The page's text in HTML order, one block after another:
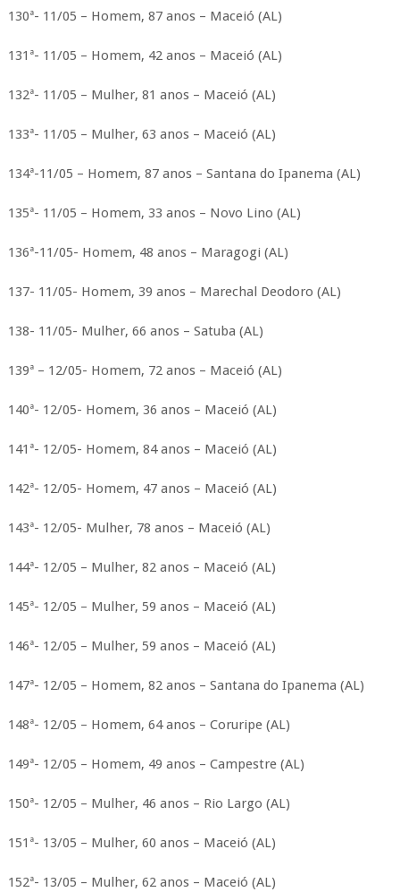
130ª- 11/05 – Homem, 87 anos – Maceió (AL)
131ª- 11/05 – Homem, 42 anos – Maceió (AL)
132ª- 11/05 – Mulher, 81 anos – Maceió (AL)
133ª- 11/05 – Mulher, 63 anos – Maceió (AL)
134ª-11/05 – Homem, 87 anos – Santana do Ipanema (AL)
135ª- 11/05 – Homem, 33 anos – Novo Lino (AL)
136ª-11/05- Homem, 48 anos – Maragogi (AL)
137- 11/05- Homem, 39 anos – Marechal Deodoro (AL)
138- 11/05- Mulher, 66 anos – Satuba (AL)
139ª – 12/05- Homem, 72 anos – Maceió (AL)
140ª- 12/05- Homem, 36 anos – Maceió (AL)
141ª- 12/05- Homem, 84 anos – Maceió (AL)
142ª- 12/05- Homem, 47 anos – Maceió (AL)
143ª- 12/05- Mulher, 78 anos – Maceió (AL)
144ª- 12/05 – Mulher, 82 anos – Maceió (AL)
145ª- 12/05 – Mulher, 59 anos – Maceió (AL)
146ª- 12/05 – Mulher, 59 anos – Maceió (AL)
147ª- 12/05 – Homem, 82 anos – Santana do Ipanema (AL)
148ª- 12/05 – Homem, 64 anos – Coruripe (AL)
149ª- 12/05 – Homem, 49 anos – Campestre (AL)
150ª- 12/05 – Mulher, 46 anos – Rio Largo (AL)
151ª- 13/05 – Mulher, 60 anos – Maceió (AL)
152ª- 13/05 – Mulher, 62 anos – Maceió (AL)